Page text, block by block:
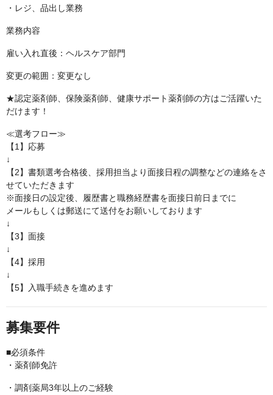
・レジ、品出し業務
業務内容
雇い入れ直後：ヘルスケア部門
変更の範囲：変更なし
★認定薬剤師、保険薬剤師、健康サポート薬剤師の方はご活躍いた
だけます！
≪選考フロー≫
【1】応募
↓
【2】書類選考合格後、採用担当より面接日程の調整などの連絡をさ
せていただきます
※面接日の設定後、履歴書と職務経歴書を面接日前日までに
メールもしくは郵送にて送付をお願いしております
↓
【3】面接
↓
【4】採用
↓
【5】入職手続きを進めます
募集要件
■必須条件
・薬剤師免許
・調剤薬局3年以上のご経験